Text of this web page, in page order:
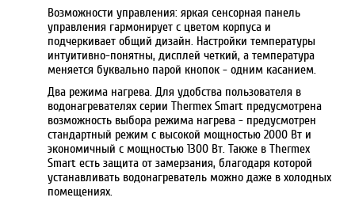
Возможности управления: яркая сенсорная панель
управления гармонирует с цветом корпуса и
подчеркивает общий дизайн. Настройки температуры
интуитивно-понятны, дисплей четкий, а температура
меняется буквально парой кнопок - одним касанием.
Два режима нагрева. Для удобства пользователя в
водонагревателях серии Thermex Smart предусмотрена
возможность выбора режима нагрева - предусмотрен
стандартный режим с высокой мощностью 2000 Вт и
экономичный с мощностью 1300 Вт. Также в Thermex
Smart есть защита от замерзания, благодаря которой
устанавливать водонагреватель можно даже в холодных
помещениях.